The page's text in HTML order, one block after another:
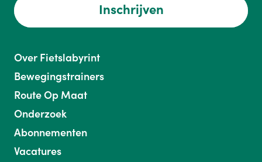
Inschrijven
Over Fietslabyrint
Bewegingstrainers
Route Op Maat
Onderzoek
Abonnementen
Vacatures